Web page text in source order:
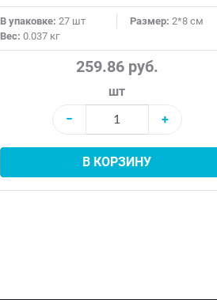
В упаковке: 27 шт Размер: 2*8 см
Вес: 0.037 кг
259.86 руб.
шт
−
+
В КОРЗИНУ